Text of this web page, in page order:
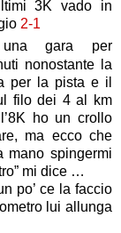
3K vado in
2-1
gara per
nonostante la
per la pista e il
filo dei 4 al km
ho un crollo
ma ecco che
mano spingermi
mi dice …
po’ ce la faccio
lui allunga